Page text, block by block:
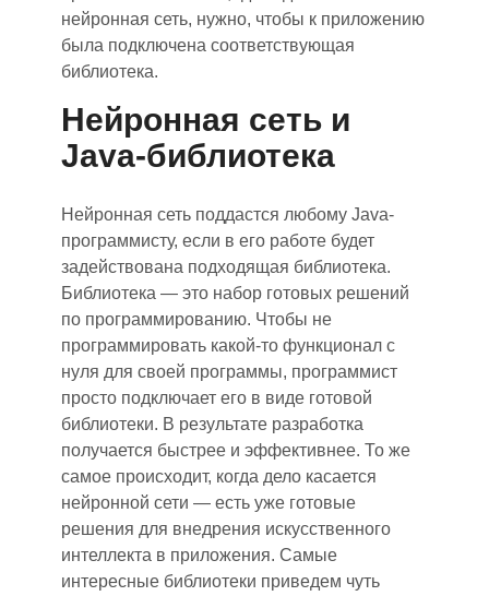
нейронная сеть, нужно, чтобы к приложению
была подключена соответствующая
библиотека.
Нейронная сеть и
Java-библиотека
Нейронная сеть поддастся любому Java-
программисту, если в его работе будет
задействована подходящая библиотека.
Библиотека — это набор готовых решений
по программированию. Чтобы не
программировать какой-то функционал с
нуля для своей программы, программист
просто подключает его в виде готовой
библиотеки. В результате разработка
получается быстрее и эффективнее. То же
самое происходит, когда дело касается
нейронной сети — есть уже готовые
решения для внедрения искусственного
интеллекта в приложения. Самые
интересные библиотеки приведем чуть